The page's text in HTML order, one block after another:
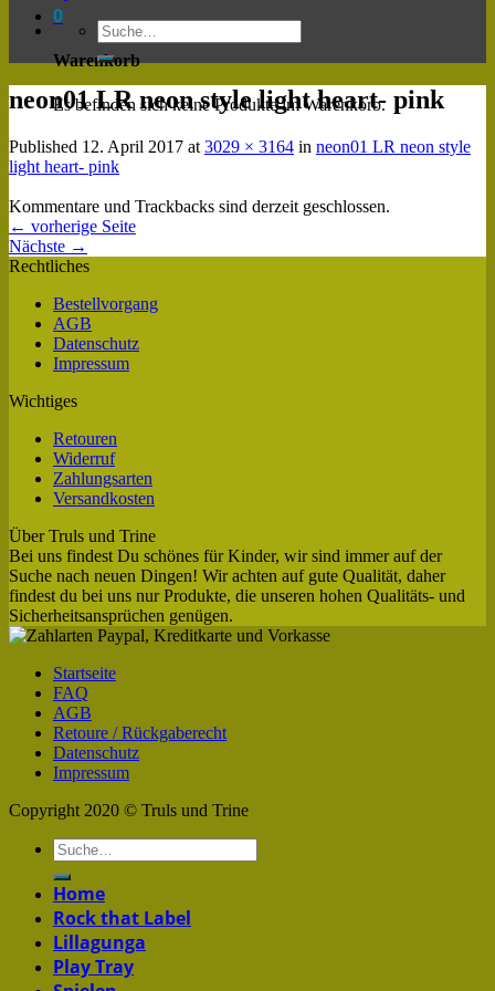
0
Warenkorb
Es befinden sich keine Produkte im Warenkorb.
neon01 LR neon style light heart- pink
Published 12. April 2017 at 3029 × 3164 in neon01 LR neon style
light heart- pink
Kommentare und Trackbacks sind derzeit geschlossen.
← vorherige Seite
Nächste →
Rechtliches
Bestellvorgang
AGB
Datenschutz
Impressum
Wichtiges
Retouren
Widerruf
Zahlungsarten
Versandkosten
Über Truls und Trine
Bei uns findest Du schönes für Kinder, wir sind immer auf der
Suche nach neuen Dingen! Wir achten auf gute Qualität, daher
findest du bei uns nur Produkte, die unseren hohen Qualitäts- und
Sicherheitsansprüchen genügen.
Startseite
FAQ
AGB
Retoure / Rückgaberecht
Datenschutz
Impressum
Copyright 2020 © Truls und Trine
Home
Rock that Label
Lillagunga
Play Tray